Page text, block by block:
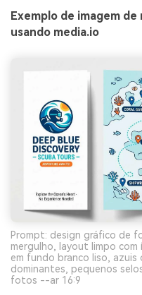
Exemplo de imagem
usando media.io
Prompt: design gráfico de
mergulho, layout limpo
em fundo branco liso,
dominantes, pequenos
fotos --ar 16:9